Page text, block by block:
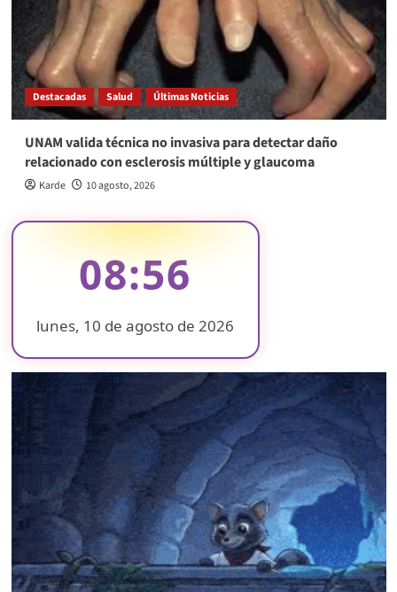
Destacadas Salud Últimas Noticias
UNAM valida técnica no invasiva para detectar daño
relacionado con esclerosis múltiple y glaucoma
Karde 10 agosto, 2026
08:56
lunes, 10 de agosto de 2026
❄
❄
❄
❄ ❄